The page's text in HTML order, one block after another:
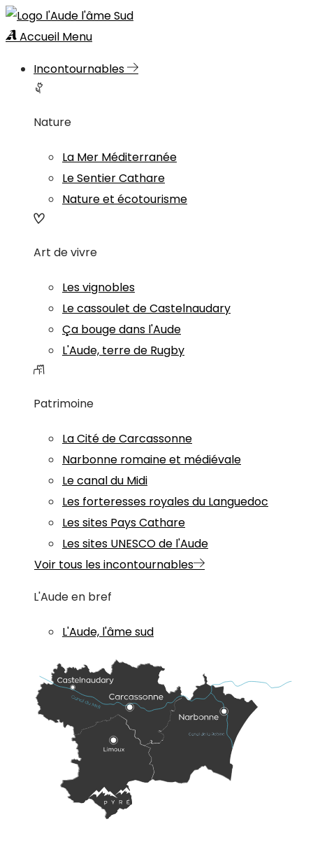
Accueil Menu
Incontournables
Nature
La Mer Méditerranée
Le Sentier Cathare
Nature et écotourisme
Art de vivre
Les vignobles
Le cassoulet de Castelnaudary
Ça bouge dans l'Aude
L'Aude, terre de Rugby
Patrimoine
La Cité de Carcassonne
Narbonne romaine et médiévale
Le canal du Midi
Les forteresses royales du Languedoc
Les sites Pays Cathare
Les sites UNESCO de l'Aude
Voir tous les incontournables
L'Aude en bref
L'Aude, l'âme sud